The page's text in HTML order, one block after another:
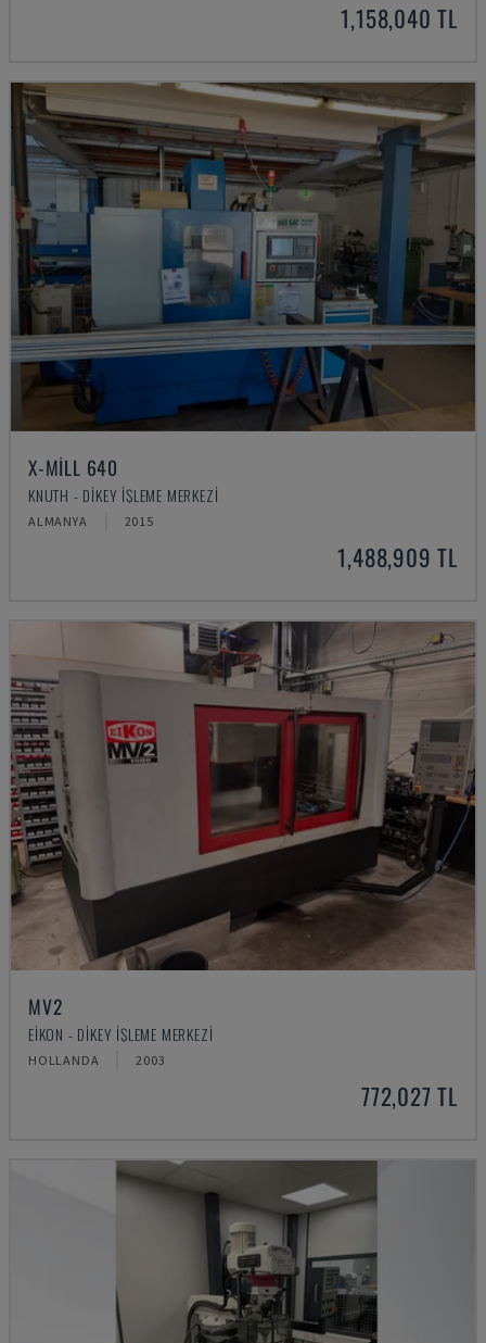
1,158,040 TL
X-MILL 640
KNUTH - DIKEY İŞLEME MERKEZI
ALMANYA 2015
1,488,909 TL
MV2
EIKON - DIKEY İŞLEME MERKEZI
HOLLANDA 2003
772,027 TL